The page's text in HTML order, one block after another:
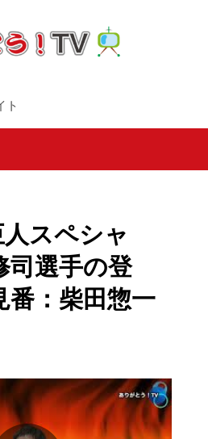
ト
スペシャ
司選手の登
番：柴田惣一